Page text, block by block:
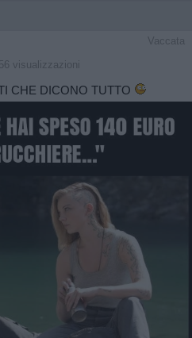
Vaccata
visualizzazioni
CHE DICONO TUTTO